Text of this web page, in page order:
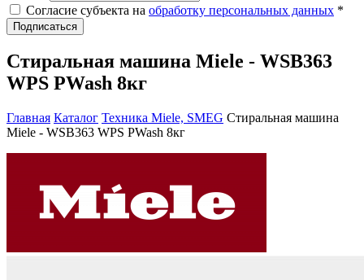
Согласие субъекта на обработку персональных данных *
Подписаться
Стиральная машина Miele - WSB363
WPS PWash 8кг
Главная Каталог Техника Miele, SMEG Стиральная машина
Miele - WSB363 WPS PWash 8кг